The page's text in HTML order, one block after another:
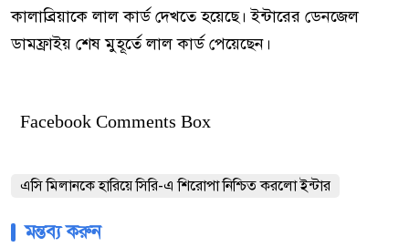
কালাব্রিয়াকে লাল কার্ড দেখতে হয়েছে। ইন্টারের ডেনজেল
ডামফ্রাইয় শেষ মুহূর্তে লাল কার্ড পেয়েছেন।
Facebook Comments Box
এসি মিলানকে হারিয়ে সিরি-এ শিরোপা নিশ্চিত করলো ইন্টার
মন্তব্য করুন